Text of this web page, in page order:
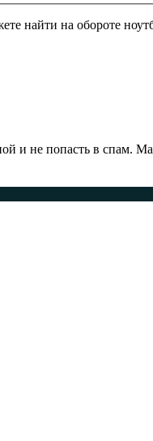
найти на обороте
и не попасть в спам.